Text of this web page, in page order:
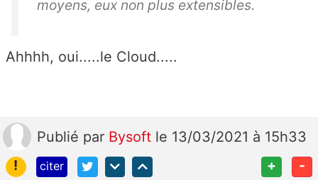
moyens, eux non plus extensibles.
Ahhhh, oui.....le Cloud.....
Publié par Bysoft le 13/03/2021 à 15h33
!
citer + -